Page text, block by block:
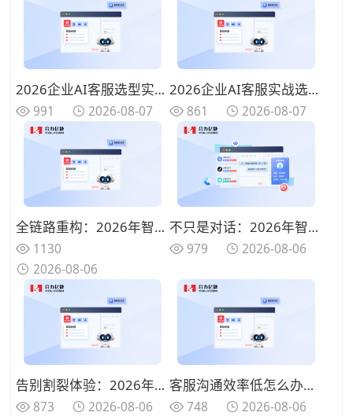
2026企业AI客服选型实战：四大核心能力派系与产品深度评测
991 2026-08-07
2026企业AI客服实战选型指南：四款主流产品技术路线与场景适配详解
861 2026-08-07
全链路重构：2026年智能客服解决方案如何将人力成本压缩40%？
1130
2026-08-06
不只是对话：2026年智能客服平台如何打通工单与CRM，重构服务闭环
979 2026-08-06
告别割裂体验：2026年智能客服平台如何用一套系统打通全渠道（附场景解析）
873 2026-08-06
客服沟通效率低怎么办？语音聊天机器人自然交互解决方案
748 2026-08-06